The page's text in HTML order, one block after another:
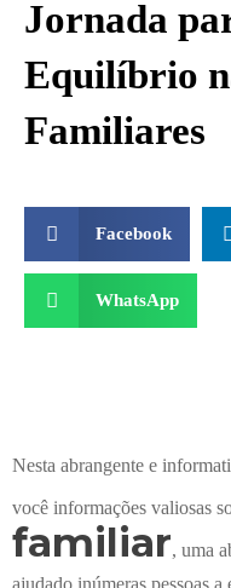
Jornada
Equilíbrio
Familiares
Facebook
WhatsApp
Nesta abrangente e
você informações valiosas
familiar, uma
ajudado inúmeras pessoas